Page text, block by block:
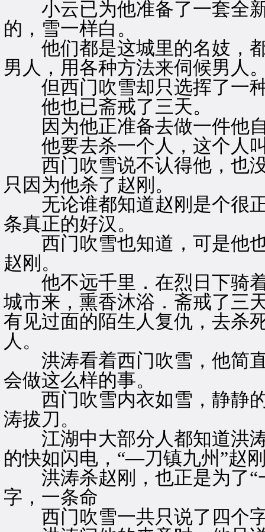
小云已为他准备了一套全新
的，雪一样白。
他们都是这城里的名妓，都
男人，用各种方法来伺候男人
但西门吹雪却只选挥了一种
他也已斋戒了三天。
因为他正准备去做一件他自
他要去杀一个人，这个人
西门吹雪说不认得他，也没
只因为他杀了赵刚。
无论谁都知道赵刚是个很正
条真正的好汉。
西门吹雪也知道，可是他也
赵刚。
他不远千里．在烈日下骑着
城市来，熏香沐浴．斋戒了三
有见过面的陌生人复仇，去杀
人。
洪涛看着西门吹雪，他简直
会做这么样的事。
西门吹雪内衣如雪，静静的
涛拔刀。
江湖中大部分人都知道洪涛
的快如闪电，“—刀镇九州”赵
洪涛杀赵刚，也正是为了“
字，一条命
西门吹雪一共只说了四个